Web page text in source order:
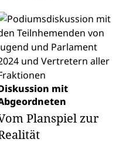
mit
Planspiel zur